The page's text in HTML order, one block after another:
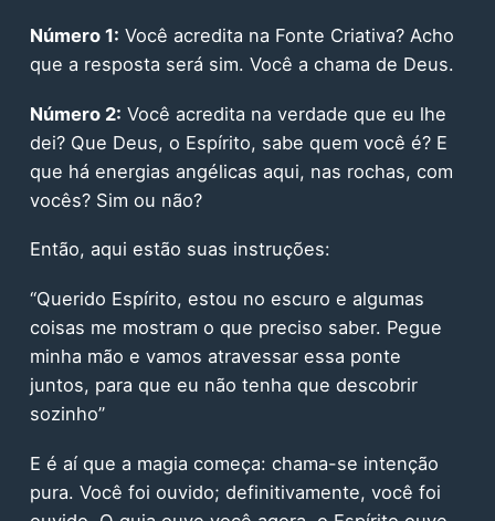
Número 1: Você acredita na Fonte Criativa? Acho
que a resposta será sim. Você a chama de Deus.
Número 2: Você acredita na verdade que eu lhe
dei? Que Deus, o Espírito, sabe quem você é? E
que há energias angélicas aqui, nas rochas, com
vocês? Sim ou não?
Então, aqui estão suas instruções:
“Querido Espírito, estou no escuro e algumas
coisas me mostram o que preciso saber. Pegue
minha mão e vamos atravessar essa ponte
juntos, para que eu não tenha que descobrir
sozinho”
E é aí que a magia começa: chama-se intenção
pura. Você foi ouvido; definitivamente, você foi